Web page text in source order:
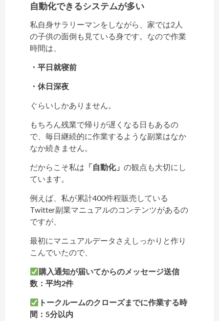
自動化できるシステムが多い
私自身サラリーマンをしながら、家では2人
の子供の面倒も見ている身です。なので作業
時間は、
・平日就寝前
・休日深夜
ぐらいしかありません。
もちろん残業で帰りが遅くなる日もあるの
で、毎日継続的に作業するような副業はなか
なか続きません。
だからこそ私は 「自動化」 の観点も大切にし
ています。
例えば、私が累計400件程販売している
Twitter副業マニュアルのコンテンツがあるの
ですが、
最初にマニュアルデータさえしっかりと作り
こんでいたので、
購入通知が届いてからのメッセージ送信
数：平均2件
トークルームのクローズまでに作業する時
間：5分以内